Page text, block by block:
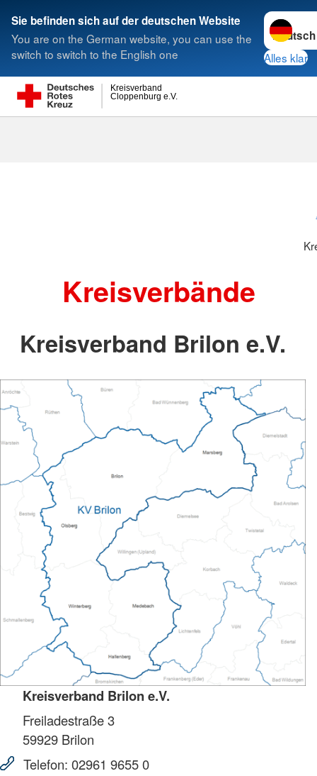
Sie befinden sich auf der deutschen Website
You are on the German website, you can use the
switch to switch to the English one
Sprache
Alles klar
Cloppenburg e.V.
Kreisverband
Suche
Kreisverbände
Kreisverband Brilon e.V.
Kreisverband Brilon e.V.
Freiladestraße 3
59929 Brilon
Telefon: 02961 9655 0